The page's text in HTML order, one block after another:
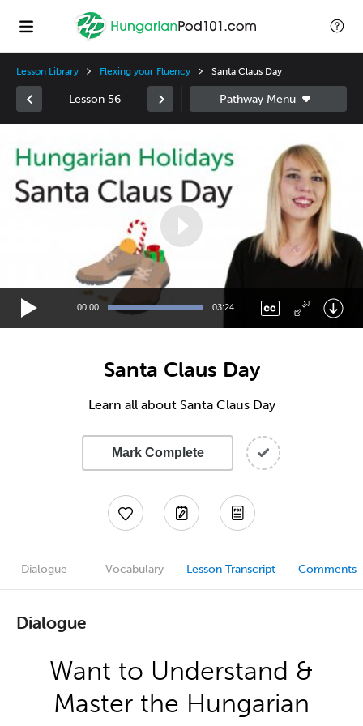
Lesson Library Flexing your Fluency Santa Claus Day
Lesson 56
Player
00:00 03:24
Santa Claus Day
Learn all about Santa Claus Day
Mark Complete
Dialogue Vocabulary Lesson Transcript Comments
Dialogue
Want to Understand &
Master the Hungarian